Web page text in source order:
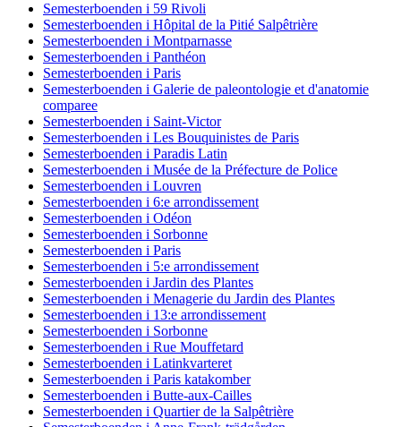
Semesterboenden i 59 Rivoli
Semesterboenden i Hôpital de la Pitié Salpêtrière
Semesterboenden i Montparnasse
Semesterboenden i Panthéon
Semesterboenden i Paris
Semesterboenden i Galerie de paleontologie et d'anatomie
comparee
Semesterboenden i Saint-Victor
Semesterboenden i Les Bouquinistes de Paris
Semesterboenden i Paradis Latin
Semesterboenden i Musée de la Préfecture de Police
Semesterboenden i Louvren
Semesterboenden i 6:e arrondissement
Semesterboenden i Odéon
Semesterboenden i Sorbonne
Semesterboenden i Paris
Semesterboenden i 5:e arrondissement
Semesterboenden i Jardin des Plantes
Semesterboenden i Menagerie du Jardin des Plantes
Semesterboenden i 13:e arrondissement
Semesterboenden i Sorbonne
Semesterboenden i Rue Mouffetard
Semesterboenden i Latinkvarteret
Semesterboenden i Paris katakomber
Semesterboenden i Butte-aux-Cailles
Semesterboenden i Quartier de la Salpêtrière